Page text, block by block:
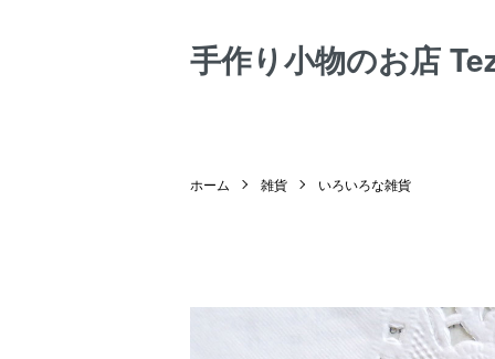
手作り小物のお店
ホーム 雑貨 いろいろな雑貨